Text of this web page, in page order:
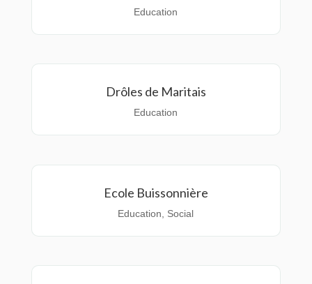
Education
Drôles de Maritais
Education
Ecole Buissonnière
Education Social